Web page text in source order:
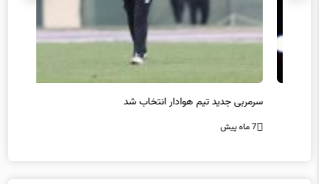
سرمربی جدید تیم هوادار انتخاب شد